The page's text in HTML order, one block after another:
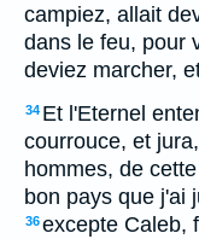
campiez, allait
dans le feu, pour
deviez marcher,
34 Et l'Eternel
courrouce, et
hommes, de
bon pays que j'ai
36excepte Caleb,